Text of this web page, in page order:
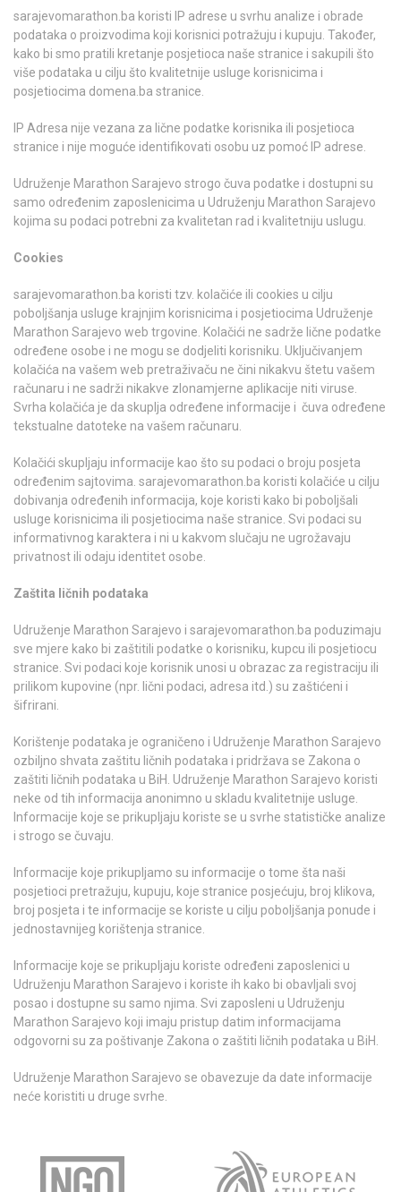
sarajevomarathon.ba koristi IP adrese u svrhu analize i obrade
podataka o proizvodima koji korisnici potražuju i kupuju. Također,
kako bi smo pratili kretanje posjetioca naše stranice i sakupili što
više podataka u cilju što kvalitetnije usluge korisnicima i
posjetiocima domena.ba stranice.
IP Adresa nije vezana za lične podatke korisnika ili posjetioca
stranice i nije moguće identifikovati osobu uz pomoć IP adrese.
Udruženje Marathon Sarajevo strogo čuva podatke i dostupni su
samo određenim zaposlenicima u Udruženju Marathon Sarajevo
kojima su podaci potrebni za kvalitetan rad i kvalitetniju uslugu.
Cookies
sarajevomarathon.ba koristi tzv. kolačiće ili cookies u cilju
poboljšanja usluge krajnjim korisnicima i posjetiocima Udruženje
Marathon Sarajevo web trgovine. Kolačići ne sadrže lične podatke
određene osobe i ne mogu se dodjeliti korisniku. Uključivanjem
kolačića na vašem web pretraživaču ne čini nikakvu štetu vašem
računaru i ne sadrži nikakve zlonamjerne aplikacije niti viruse.
Svrha kolačića je da skuplja određene informacije i čuva određene
tekstualne datoteke na vašem računaru.
Kolačići skupljaju informacije kao što su podaci o broju posjeta
određenim sajtovima. sarajevomarathon.ba koristi kolačiće u cilju
dobivanja određenih informacija, koje koristi kako bi poboljšali
usluge korisnicima ili posjetiocima naše stranice. Svi podaci su
informativnog karaktera i ni u kakvom slučaju ne ugrožavaju
privatnost ili odaju identitet osobe.
Zaštita ličnih podataka
Udruženje Marathon Sarajevo i sarajevomarathon.ba poduzimaju
sve mjere kako bi zaštitili podatke o korisniku, kupcu ili posjetiocu
stranice. Svi podaci koje korisnik unosi u obrazac za registraciju ili
prilikom kupovine (npr. lični podaci, adresa itd.) su zaštićeni i
šifrirani.
Korištenje podataka je ograničeno i Udruženje Marathon Sarajevo
ozbiljno shvata zaštitu ličnih podataka i pridržava se Zakona o
zaštiti ličnih podataka u BiH. Udruženje Marathon Sarajevo koristi
neke od tih informacija anonimno u skladu kvalitetnije usluge.
Informacije koje se prikupljaju koriste se u svrhe statističke analize
i strogo se čuvaju.
Informacije koje prikupljamo su informacije o tome šta naši
posjetioci pretražuju, kupuju, koje stranice posjećuju, broj klikova,
broj posjeta i te informacije se koriste u cilju poboljšanja ponude i
jednostavnijeg korištenja stranice.
Informacije koje se prikupljaju koriste određeni zaposlenici u
Udruženju Marathon Sarajevo i koriste ih kako bi obavljali svoj
posao i dostupne su samo njima. Svi zaposleni u Udruženju
Marathon Sarajevo koji imaju pristup datim informacijama
odgovorni su za poštivanje Zakona o zaštiti ličnih podataka u BiH.
Udruženje Marathon Sarajevo se obavezuje da date informacije
neće koristiti u druge svrhe.